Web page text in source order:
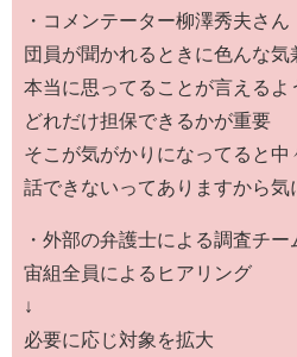
・コメンテーター柳澤秀夫さん
団員が聞かれるときに色んな気
本当に思ってることが言えるよ
どれだけ担保できるかが重要
そこが気がかりになってると中
話できないってありますから気
・外部の弁護士による調査チー
宙組全員によるヒアリング
↓
必要に応じ対象を拡大